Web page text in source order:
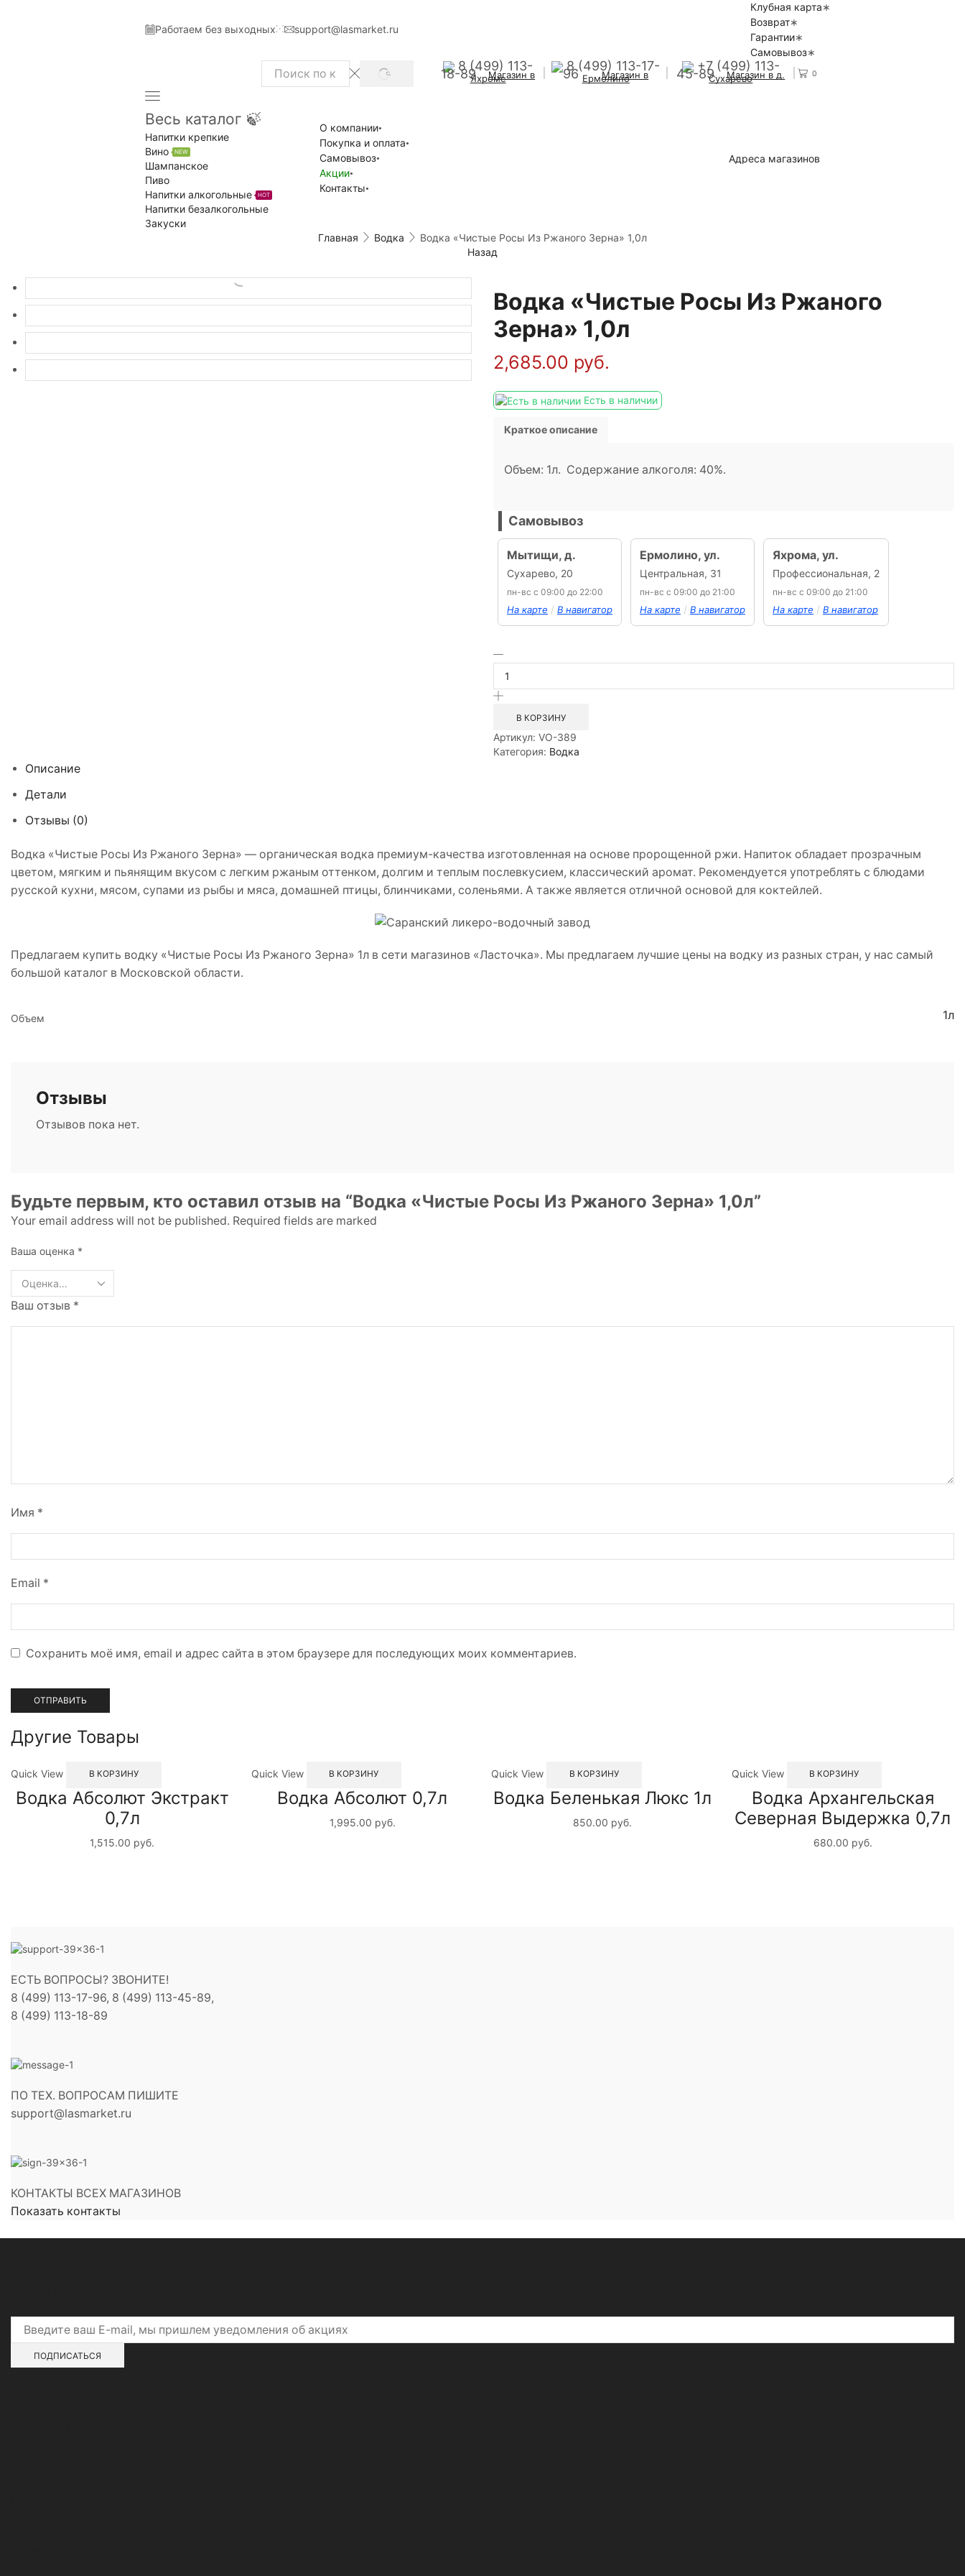
Работаем без выходных support@lasmarket.ru
Клубная карта
Возврат
Гарантии
Самовывоз
Search
SEARCH
8 (499) 113-
18-89 Магазин в
Яхроме
8 (499) 113-17-
96 Магазин в
Ермолино
+7 (499) 113-
45-89 Магазин в д.
Сухарево 0
Весь каталог 🍃
Напитки крепкие
Вино
NEW
Шампанское
Пиво
Напитки алкогольные
HOT
Напитки безалкогольные
Закуски
О компании
Покупка и оплата
Самовывоз
Акции
Контакты
Адреса магазинов
Главная Водка
Водка «Чистые Росы Из Ржаного Зерна» 1,0л
Назад
Водка «Чистые Росы Из Ржаного
Зерна» 1,0л
2,685.00 руб.
Есть в наличии
Краткое описание
Объем: 1л. Содержание алкоголя: 40%.
Самовывоз
Мытищи, д.
Сухарево, 20
пн-вс с 09:00 до 22:00
На карте / В навигатор
Ермолино, ул.
Центральная, 31
пн-вс с 09:00 до 21:00
На карте / В навигатор
Яхрома, ул.
Профессиональная, 2
пн-вс с 09:00 до 21:00
На карте / В навигатор
товара
Водка
Росы
Ржаного
Зерна»
В КОРЗИНУ
Артикул: VO-389
Категория: Водка
Описание
Детали
Отзывы (0)
Водка «Чистые Росы Из Ржаного Зерна» — органическая водка премиум-качества изготовленная на основе пророщенной ржи. Напиток обладает прозрачным
цветом, мягким и пьянящим вкусом с легким ржаным оттенком, долгим и теплым послевкусием, классический аромат. Рекомендуется употреблять с блюдами
русской кухни, мясом, супами из рыбы и мяса, домашней птицы, блинчиками, соленьями. А также является отличной основой для коктейлей.
Предлагаем купить водку «Чистые Росы Из Ржаного Зерна» 1л в сети магазинов «Ласточка». Мы предлагаем лучшие цены на водку из разных стран, у нас самый
большой каталог в Московской области.
Объем 1л
Отзывы
Отзывов пока нет.
Будьте первым, кто оставил отзыв на “Водка «Чистые Росы Из Ржаного Зерна» 1,0л”
Your email address will not be published. Required fields are marked
Ваша оценка *
Ваш отзыв *
Имя *
Email *
Сохранить моё имя, email и адрес сайта в этом браузере для последующих моих комментариев.
Другие Товары
Quick View В КОРЗИНУ
Водка Абсолют Экстракт
0,7л
1,515.00 руб.
Quick View В КОРЗИНУ
Водка Абсолют 0,7л
1,995.00 руб.
Quick View В КОРЗИНУ
Водка Беленькая Люкс 1л
850.00 руб.
Quick View В КОРЗИНУ
Водка Архангельская
Северная Выдержка 0,7л
680.00 руб.
ЕСТЬ ВОПРОСЫ? ЗВОНИТЕ!
8 (499) 113-17-96, 8 (499) 113-45-89,
8 (499) 113-18-89
ПО ТЕХ. ВОПРОСАМ ПИШИТЕ
support@lasmarket.ru
КОНТАКТЫ ВСЕХ МАГАЗИНОВ
Показать контакты